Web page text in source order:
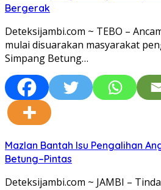
Bergerak
Deteksijambi.com ~ TEBO –
mulai disuarakan masyarakat
Simpang Betung…
Mazlan Bantah Isu Pengalihan
Betung–Pintas
Deteksijambi.com ~ JAMBI –